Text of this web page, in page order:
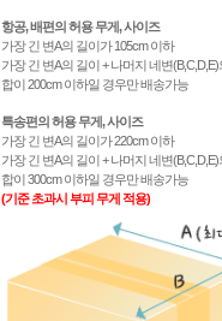
항공, 배편의 허용 무게, 사이즈
가장 긴 변A의 길이가 105cm 이하
가장 긴 변A의 길이 + 나머지 네변
합이 200cm 이하일 경우만 배송가능
특송편의 허용 무게, 사이즈
가장 긴 변A의 길이가 220cm 이하
가장 긴 변A의 길이 + 나머지 네변
합이 300cm 이하일 경우만 배송가능
(기준 초과시 부피 무게 적용)